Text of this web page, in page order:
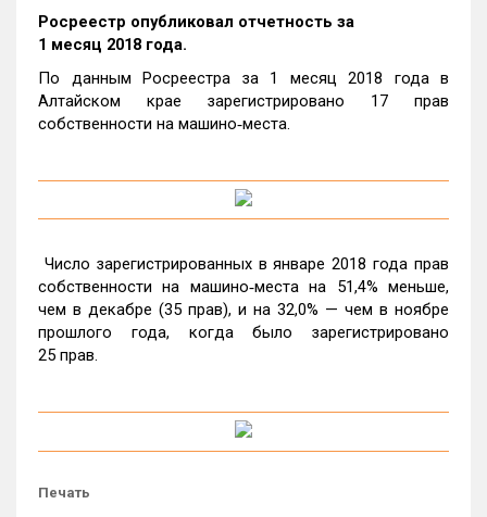
Росреестр опубликовал отчетность за
1 месяц 2018 года.
По данным Росреестра за 1 месяц 2018 года в
Алтайском крае зарегистрировано 17 прав
собственности на машино‑места.
Число зарегистрированных в январе 2018 года прав
собственности на машино‑места на 51,4% меньше,
чем в декабре (35 прав), и на 32,0% — чем в ноябре
прошлого года, когда было зарегистрировано
25 прав.
Печать